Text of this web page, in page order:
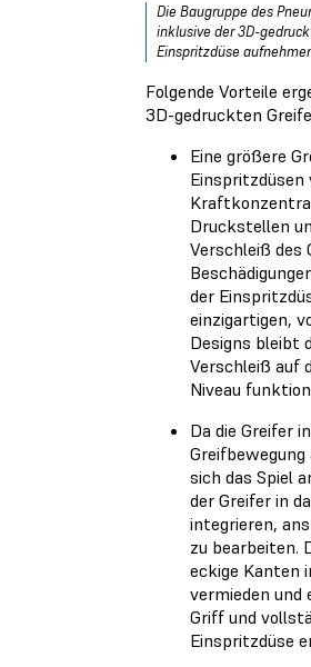
Die Baugruppe des
inklusive der 3D-
Einspritzdüse
Folgende Vorteile
3D-gedruckten
Eine größere
Einspritzdüsen
Druckstellen
Verschleiß des
der
einzigartigen,
Designs bleibt
Verschleiß auf
Niveau
Da die Greifer
sich das Spiel
der Greifer in
integrieren,
zu bearbeiten.
eckige Kanten
vermieden und
Griff und
Einspritzdüse